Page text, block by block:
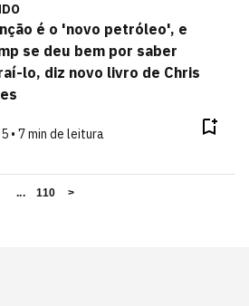
é o 'novo petróleo', e
se deu bem por saber
lo, diz novo livro de Chris
• 7 min de leitura
... 110 >